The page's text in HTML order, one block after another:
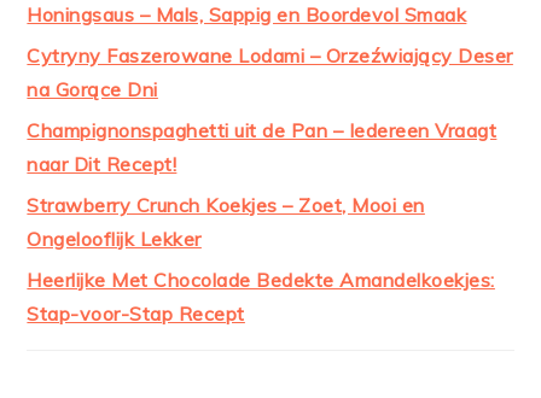
Honingsaus – Mals, Sappig en Boordevol Smaak
Cytryny Faszerowane Lodami – Orzeźwiający Deser
na Gorące Dni
Champignonspaghetti uit de Pan – Iedereen Vraagt
naar Dit Recept!
Strawberry Crunch Koekjes – Zoet, Mooi en
Ongelooflijk Lekker
Heerlijke Met Chocolade Bedekte Amandelkoekjes:
Stap-voor-Stap Recept